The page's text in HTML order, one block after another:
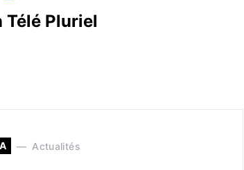
Télé Pluriel
A Actualités